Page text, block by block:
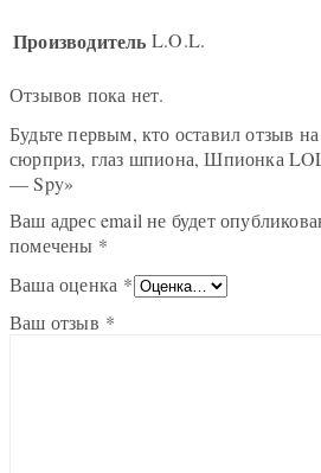
Производитель L.O.L.
Отзывов пока нет.
Будьте первым, кто оставил отзыв
сюрприз, глаз шпиона, Шпионка
— Spy»
Ваш адрес email не будет
помечены *
Ваша оценка *
Ваш отзыв *